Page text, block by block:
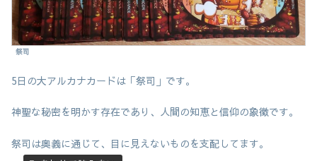
祭司
5日の大アルカナカードは「祭司」です。
神聖な秘密を明かす存在であり、人間の知恵と信仰の象徴です。
祭司は奥義に通じて、目に見えないものを支配してます。